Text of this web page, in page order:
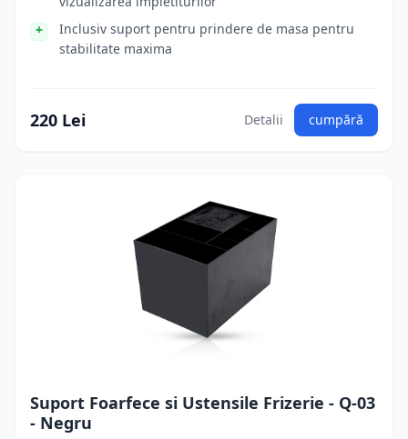
Inclusiv suport pentru prindere de masa pentru
stabilitate maxima
220 Lei Detalii cumpără
Suport Foarfece si Ustensile Frizerie - Q-03
- Negru